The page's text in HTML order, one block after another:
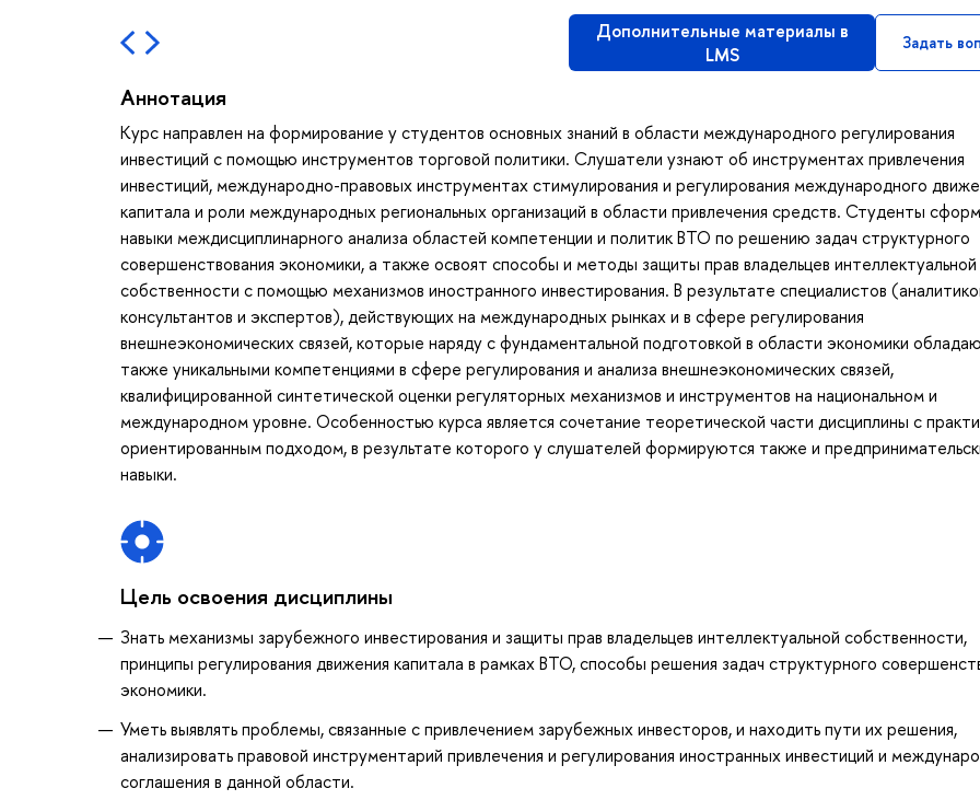
Дополнительные материалы в
LMS
Задать
Аннотация
Курс направлен на формирование у студентов основных знаний в области международного регулирования
инвестиций с помощью инструментов торговой политики. Слушатели узнают об инструментах привлечения
инвестиций, международно-правовых инструментах стимулирования и регулирования международного
капитала и роли международных региональных организаций в области привлечения средств. Студенты
навыки междисциплинарного анализа областей компетенции и политик ВТО по решению задач структурного
совершенствования экономики, а также освоят способы и методы защиты прав владельцев интеллектуальной
собственности с помощью механизмов иностранного инвестирования. В результате специалистов
консультантов и экспертов), действующих на международных рынках и в сфере регулирования
внешнеэкономических связей, которые наряду с фундаментальной подготовкой в области экономики
также уникальными компетенциями в сфере регулирования и анализа внешнеэкономических связей,
квалифицированной синтетической оценки регуляторных механизмов и инструментов на национальном и
международном уровне. Особенностью курса является сочетание теоретической части дисциплины с
ориентированным подходом, в результате которого у слушателей формируются также и
навыки.
Цель освоения дисциплины
Знать механизмы зарубежного инвестирования и защиты прав владельцев интеллектуальной собственности,
принципы регулирования движения капитала в рамках ВТО, способы решения задач структурного
экономики.
Уметь выявлять проблемы, связанные с привлечением зарубежных инвесторов, и находить пути их решения,
анализировать правовой инструментарий привлечения и регулирования иностранных инвестиций и
соглашения в данной области.